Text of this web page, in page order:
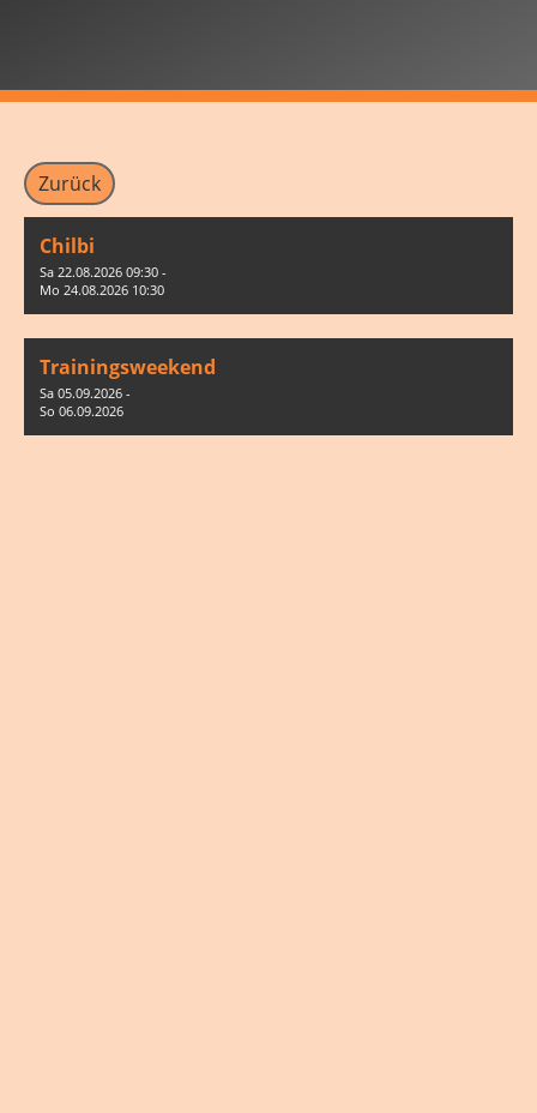
Zurück
Chilbi
Sa 22.08.2026 09:30 -
Mo 24.08.2026 10:30
Trainingsweekend
Sa 05.09.2026 -
So 06.09.2026